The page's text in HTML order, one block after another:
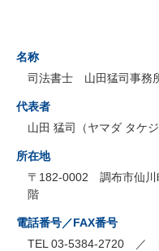
名称
司法書士 山田猛司事務
代表者
山田 猛司（ヤマダ タケジ
所在地
〒182-0002 調布市仙川
階
電話番号／FAX番号
TEL 03-5384-2720 ／